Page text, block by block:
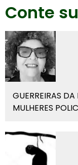
Conte
GUERREIRAS
MULHERES